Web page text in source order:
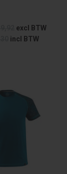
excl BTW
incl BTW